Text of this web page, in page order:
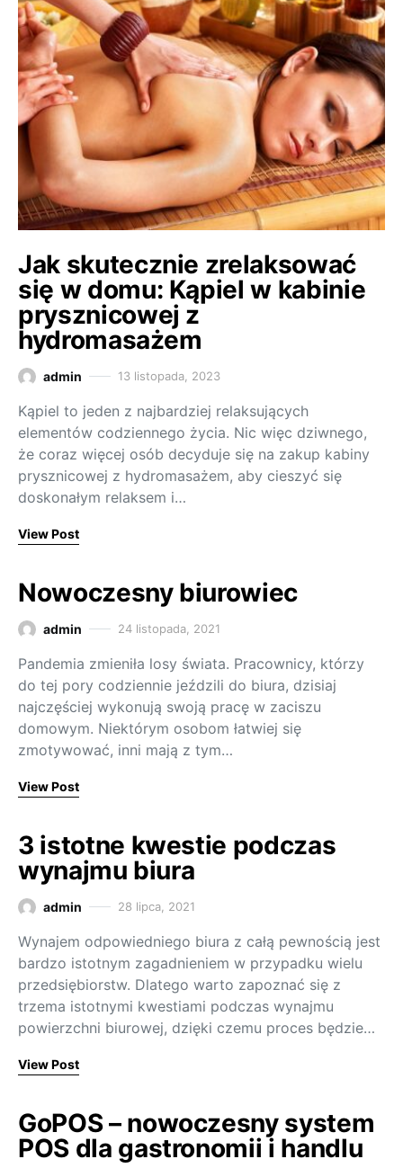
Jak skutecznie zrelaksować
się w domu: Kąpiel w kabinie
prysznicowej z
hydromasażem
admin 13 listopada, 2023
Kąpiel to jeden z najbardziej relaksujących
elementów codziennego życia. Nic więc dziwnego,
że coraz więcej osób decyduje się na zakup kabiny
prysznicowej z hydromasażem, aby cieszyć się
doskonałym relaksem i…
View Post
Nowoczesny biurowiec
admin 24 listopada, 2021
Pandemia zmieniła losy świata. Pracownicy, którzy
do tej pory codziennie jeździli do biura, dzisiaj
najczęściej wykonują swoją pracę w zaciszu
domowym. Niektórym osobom łatwiej się
zmotywować, inni mają z tym…
View Post
3 istotne kwestie podczas
wynajmu biura
admin 28 lipca, 2021
Wynajem odpowiedniego biura z całą pewnością jest
bardzo istotnym zagadnieniem w przypadku wielu
przedsiębiorstw. Dlatego warto zapoznać się z
trzema istotnymi kwestiami podczas wynajmu
powierzchni biurowej, dzięki czemu proces będzie…
View Post
GoPOS – nowoczesny system
POS dla gastronomii i handlu